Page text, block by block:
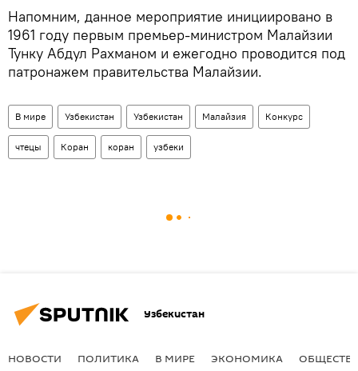
Напомним, данное мероприятие инициировано в
1961 году первым премьер-министром Малайзии
Тунку Абдул Рахманом и ежегодно проводится под
патронажем правительства Малайзии.
В мире Узбекистан Узбекистан Малайзия Конкурс
чтецы Коран коран узбеки
Узбекистан
НОВОСТИ ПОЛИТИКА В МИРЕ ЭКОНОМИКА